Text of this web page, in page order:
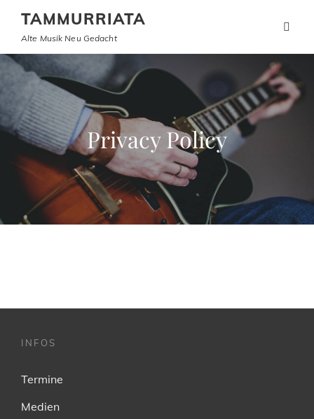
TAMMURRIATA
Alte Musik Neu Gedacht
Privacy Policy
INFOS
Termine
Medien